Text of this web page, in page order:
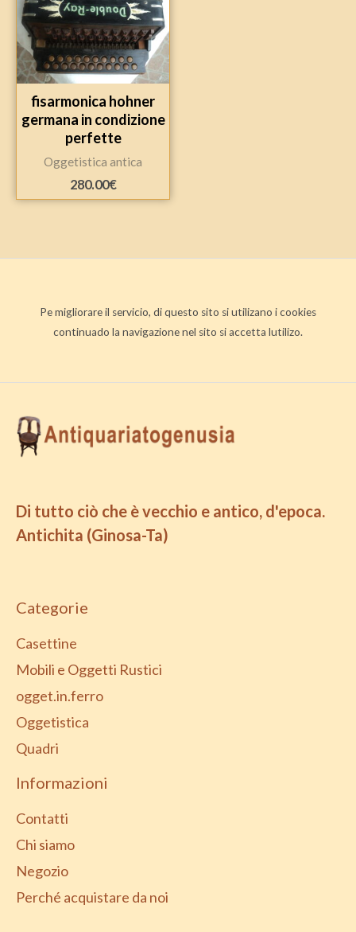
fisarmonica hohner
germana in condizione
perfette
Oggetistica antica
280.00€
Pe migliorare il servicio, di questo sito si utilizano i cookies
continuado la navigazione nel sito si accetta lutilizo.
Di tutto ciò che è vecchio e antico, d'epoca.
Antichita (Ginosa-Ta)
Categorie
Casettine
Mobili e Oggetti Rustici
ogget.in.ferro
Oggetistica
Quadri
Informazioni
Contatti
Chi siamo
Negozio
Perché acquistare da noi